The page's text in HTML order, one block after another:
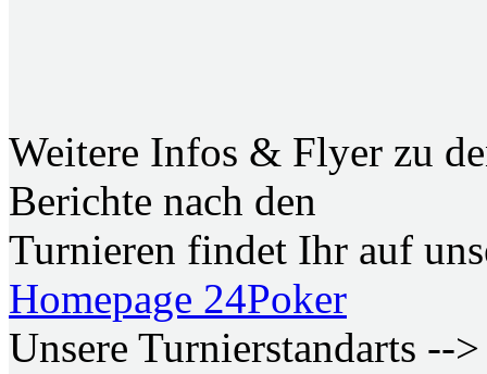
Weitere Infos & Flyer zu
Berichte nach den
Turnieren findet Ihr auf
Homepage 24Poker
Unsere Turnierstandarts -->